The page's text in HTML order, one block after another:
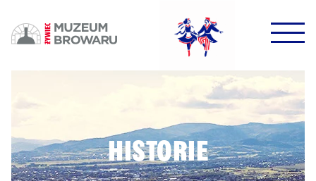
DOWODZIKI DO KONTROLI!
HISTORIE